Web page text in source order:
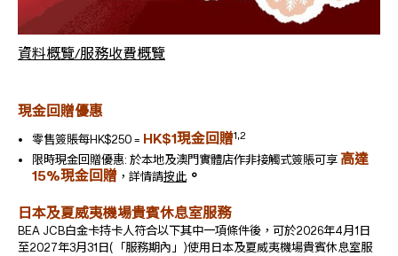
資料概覽/服務收費概覽
現金回贈優惠
零售簽賬每HK$250 = HK$1現金回贈1,2
限時現金回贈優惠: 於本地及澳門實體店作非接觸式簽賬可享 高達
15%現金回贈 ，詳情請按此 。
日本及夏威夷機場貴賓休息室服務
BEA JCB白金卡持卡人符合以下其中一項條件後，可於2026年4月1日
至2027年3月31日(「服務期內」)使用日本及夏威夷機場貴賓休息室服